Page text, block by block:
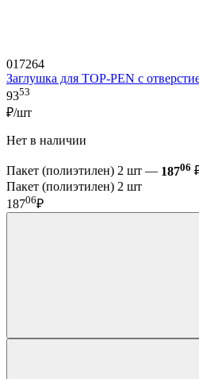
017264
Заглушка для TOP-PEN с
9353
₽/шт
Нет в наличии
Пакет (полиэтилен) 2 шт — 18706
Пакет (полиэтилен) 2 шт
18706₽